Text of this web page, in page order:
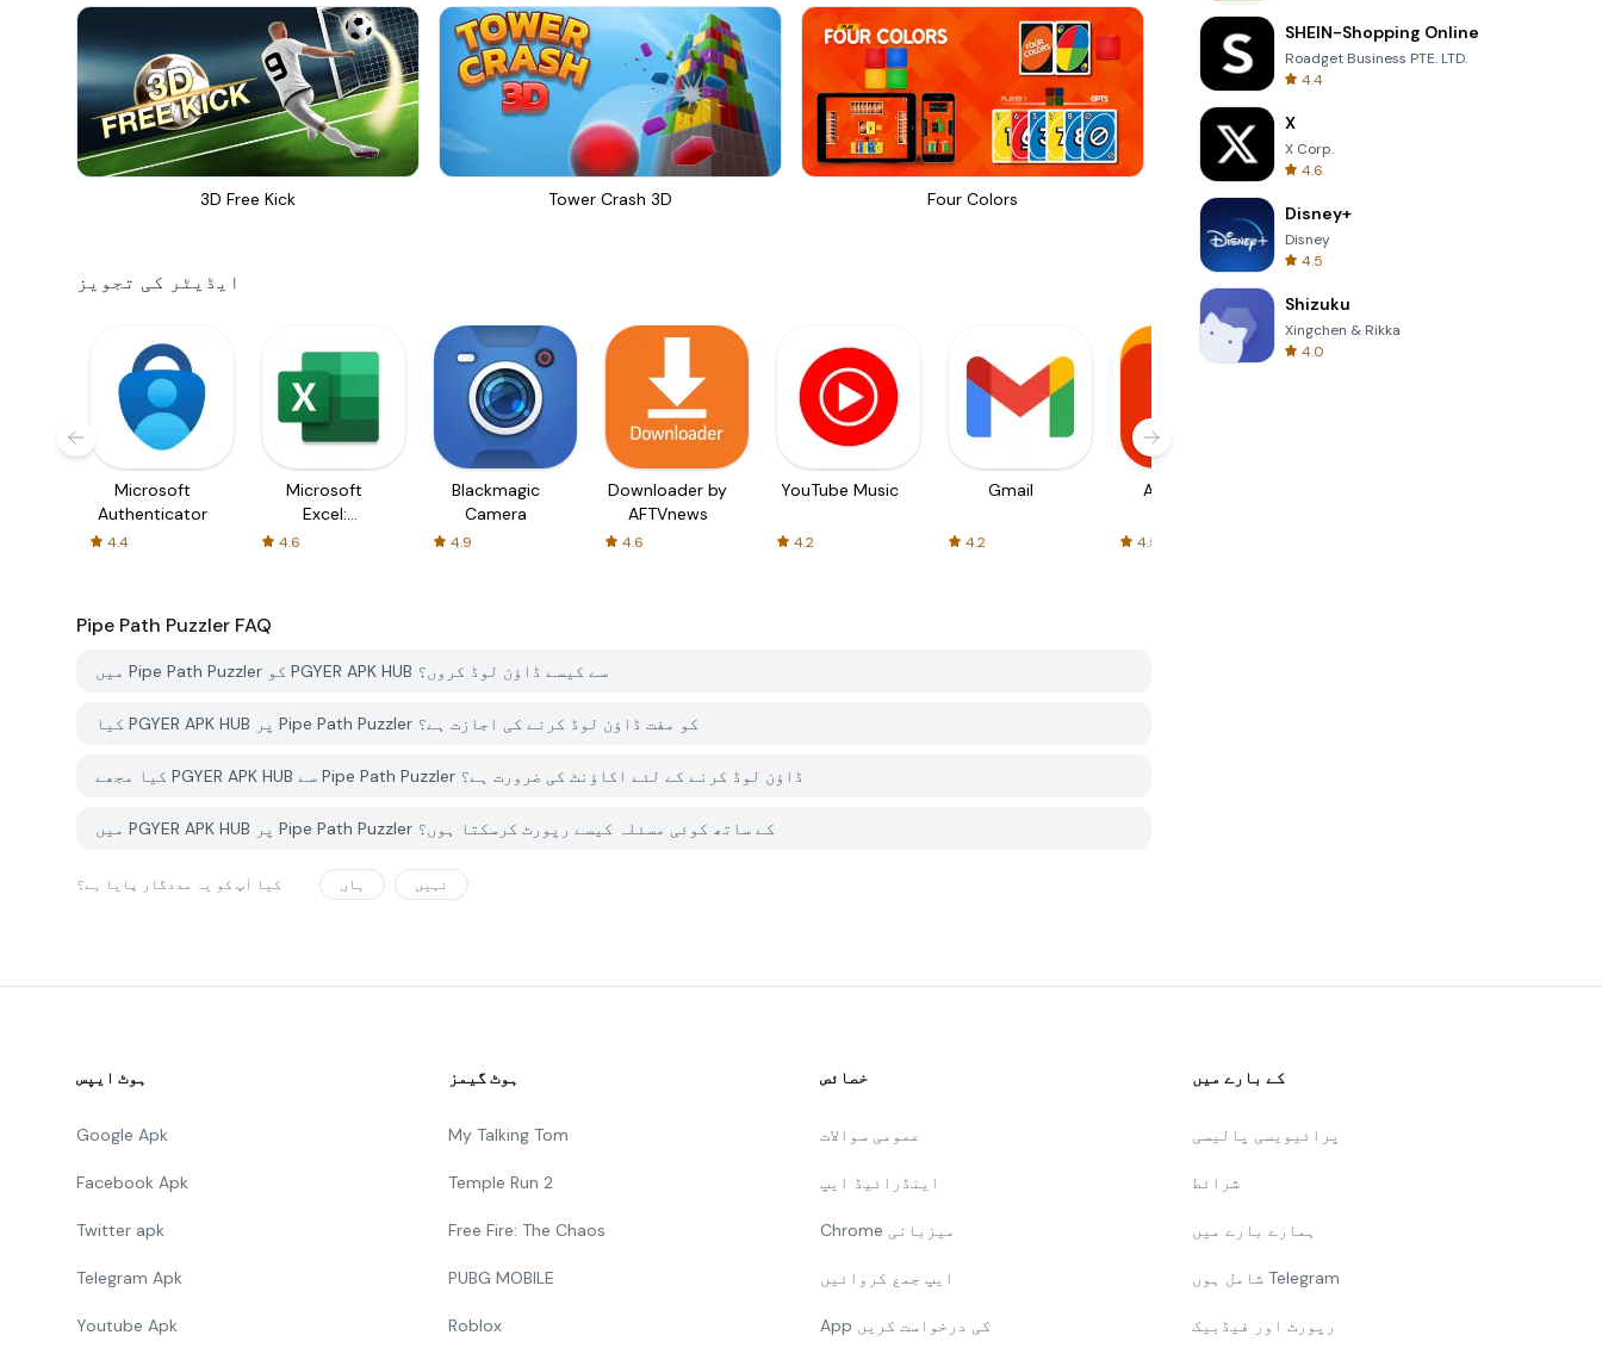
3D Free Kick Tower Crash 3D Four Colors Solitaire Klondike
ایڈیٹر کی تجویز
Microsoft
Authenticator
4.4
Microsoft
Excel:
Spreadsheets
4.6
Blackmagic
Camera
4.9
Downloader by
AFTVnews
4.6
YouTube Music
4.2
Gmail
4.2
AliExpress
4.5
Pipe Path Puzzler FAQ
میں Pipe Path Puzzler کو PGYER APK HUB سے کیسے ڈاؤن لوڈ کروں؟
کیا PGYER APK HUB پر Pipe Path Puzzler کو مفت ڈاؤن لوڈ کرنے کی اجازت ہے؟
کیا مجھے PGYER APK HUB سے Pipe Path Puzzler ڈاؤن لوڈ کرنے کے لئے اکاؤنٹ کی ضرورت ہے؟
میں PGYER APK HUB پر Pipe Path Puzzler کے ساتھ کوئی مسئلہ کیسے رپورٹ کرسکتا ہوں؟
کیا آپ کو یہ مددگار پایا ہے؟ ہاں نہیں
SHEIN-Shopping Online
Roadget Business PTE. LTD.
4.4
X
X Corp.
4.6
Disney+
Disney
4.5
Shizuku
Xingchen & Rikka
4.0
ہوٹ ایپس
Google Apk
Facebook Apk
Twitter apk
Telegram Apk
Youtube Apk
ہوٹ گیمز
My Talking Tom
Temple Run 2
Free Fire: The Chaos
PUBG MOBILE
Roblox
خصائص
عمومی سوالات
اینڈرائیڈ ایپ
Chrome میزبانی
ایپ جمع کروائیں
App کی درخواست کریں
کے بارے میں
پرائیویسی پالیسی
شرائط
ہمارے بارے میں
شامل ہوں Telegram
رپورٹ اور فیڈبیک